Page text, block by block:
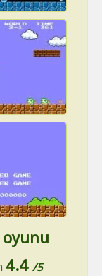
4.4 /5